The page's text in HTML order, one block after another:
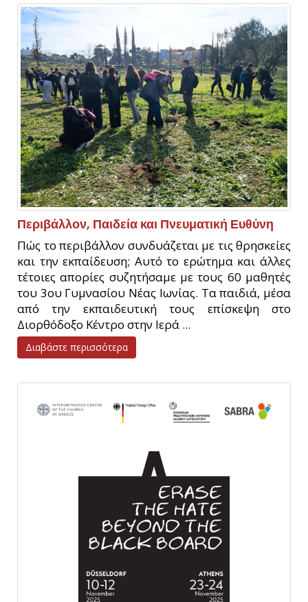
Περιβάλλον, Παιδεία και Πνευματική Ευθύνη
Πώς το περιβάλλον συνδυάζεται με τις θρησκείες
και την εκπαίδευση; Αυτό το ερώτημα και άλλες
τέτοιες απορίες συζητήσαμε με τους 60 μαθητές
του 3ου Γυμνασίου Νέας Ιωνίας. Τα παιδιά, μέσα
από την εκπαιδευτική τους επίσκεψη στο
Διορθόδοξο Κέντρο στην Ιερά ...
Διαβάστε περισσότερα